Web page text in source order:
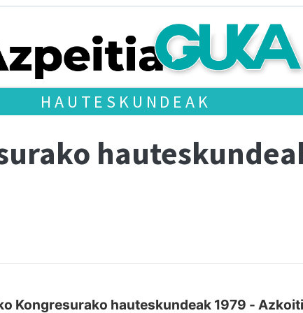
HAUTESKUNDEAK
Kongresurako hauteskundeak 1979 -